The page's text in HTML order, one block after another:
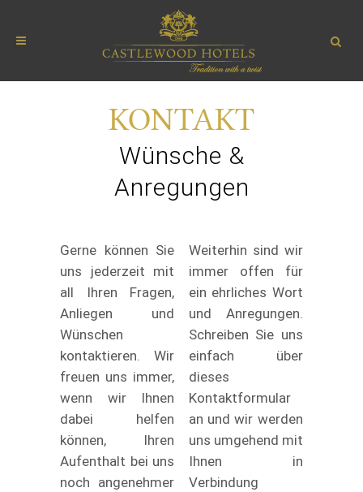
KONTAKT
Wünsche &
Anregungen
Gerne können Sie
uns jederzeit mit
all Ihren Fragen,
Anliegen und
Wünschen
kontaktieren. Wir
freuen uns immer,
wenn wir Ihnen
dabei helfen
können, Ihren
Aufenthalt bei uns
noch angenehmer
Weiterhin sind wir
immer offen für
ein ehrliches Wort
und Anregungen.
Schreiben Sie uns
einfach über
dieses
Kontaktformular
an und wir werden
uns umgehend mit
Ihnen in
Verbindung